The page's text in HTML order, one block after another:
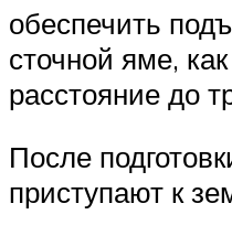
обеспечить
сточной яме,
расстояние до
После
приступают к